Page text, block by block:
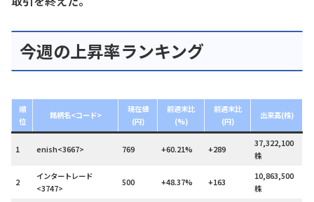
今週の上昇率ランキング
順
位
銘柄名<コード>
現在値
(円)
前週末比
(%)
前週末比
(円)
出来高(株)
1 enish<3667> 769 +60.21% +289
37,322,100
株
2
インタートレード
<3747>
500 +48.37% +163
10,863,500
株